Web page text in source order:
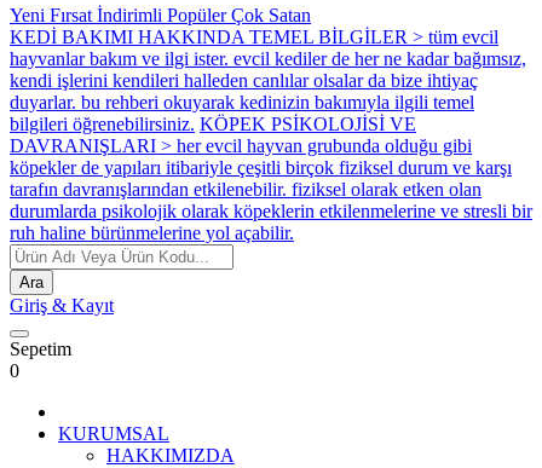
Yeni Fırsat İndirimli PopülerÇok Satan
KEDİ BAKIMI HAKKINDA TEMEL BİLGİLER > tüm evcil
hayvanlar bakım ve ilgi ister. evcil kediler de her ne kadar bağımsız,
kendi işlerini kendileri halleden canlılar olsalar da bize ihtiyaç
duyarlar. bu rehberi okuyarak kedinizin bakımıyla ilgili temel
bilgileri öğrenebilirsiniz. KÖPEK PSİKOLOJİSİ VE
DAVRANIŞLARI > her evcil hayvan grubunda olduğu gibi
köpekler de yapıları itibariyle çeşitli birçok fiziksel durum ve karşı
tarafın davranışlarından etkilenebilir. fiziksel olarak etken olan
durumlarda psikolojik olarak köpeklerin etkilenmelerine ve stresli bir
ruh haline bürünmelerine yol açabilir.
Ara
Giriş & Kayıt
Sepetim
0
KURUMSAL
HAKKIMIZDA